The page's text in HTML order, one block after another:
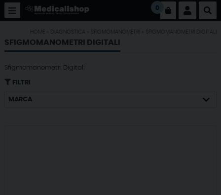
0
HOME DIAGNOSTICA SFIGMOMANOMETRI SFIGMOMANOMETRI DIGITALI
SFIGMOMANOMETRI DIGITALI
Sfigmomanometri Digitali
FILTRI
MARCA